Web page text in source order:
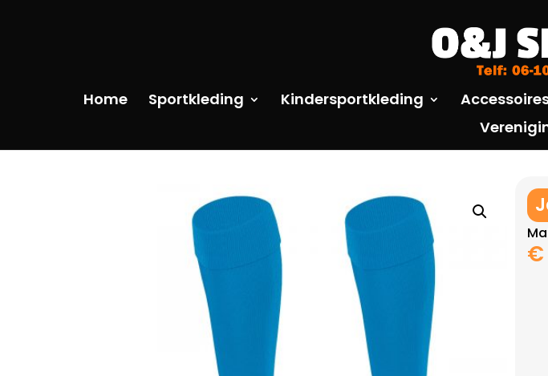
Home Sportkleding Kindersportkleding
€